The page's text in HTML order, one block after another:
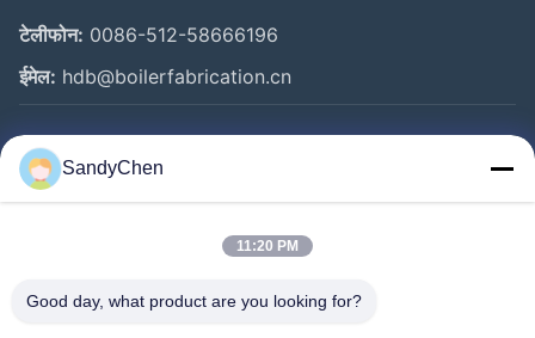
टेलीफोन: 0086-512-58666196
ईमेल: hdb@boilerfabrication.cn
त्वरित लिंक
घर
वीडियो
SandyChen
11:20 PM
Good day, what product are you looking for?